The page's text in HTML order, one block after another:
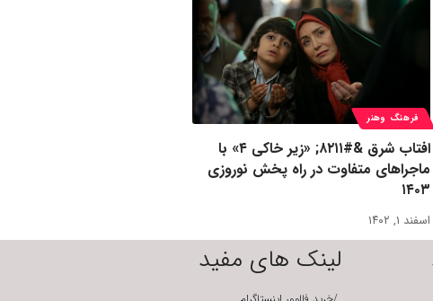
فرهنگ وهنر
افتاب شرق &#۸۲۱۱; «زیر خاکی ۴» با
ماجراهای متفاوت در راه پخش نوروزی
۱۴۰۳
اسفند ۱, ۱۴۰۲
لینک های مفید